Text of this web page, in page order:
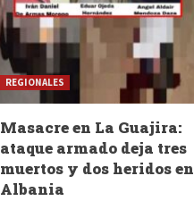
REGIONALES
Masacre en La Guajira:
ataque armado deja tres
muertos y dos heridos en
Albania